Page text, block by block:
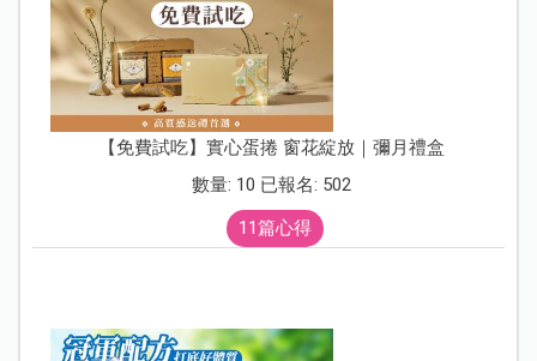
【免費試吃】實心蛋捲 窗花綻放｜彌月禮盒
數量: 10 已報名: 502
11篇心得